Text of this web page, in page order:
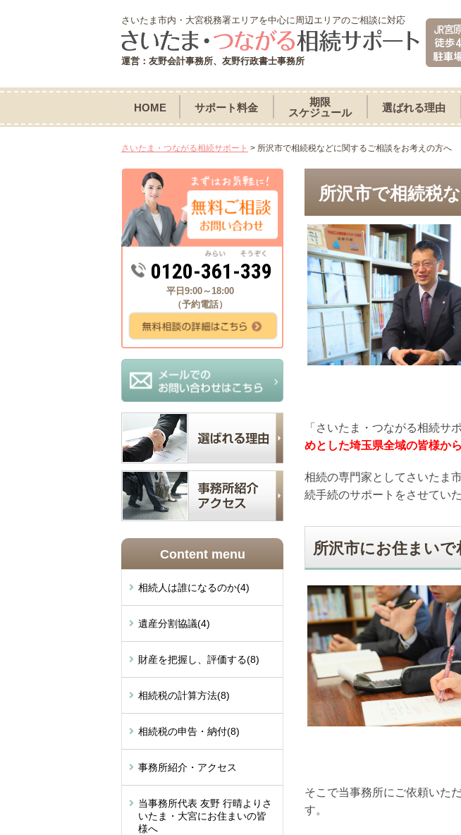
さいたま市内・大宮税務署エリアを中心に周辺エリアのご相談に対応
運営：友野会計事務所、友野行政書士事務所
HOME サポート料金
期限
スケジュール
選ばれる理由
さいたま・つながる相続サポート > 所沢市で相続税などに関するご相談をお考えの方へ
所沢市で相続税
「さいたま・つながる相続サ
めとした埼玉県全域の皆様か
相続の専門家としてさいたま
続手続のサポートをさせてい
所沢市にお住まい
そこで当事務所にご依頼いた
す。
0120-361-339
平日9:00～18:00
（予約電話）
Content menu
相続人は誰になるのか(4)
遺産分割協議(4)
財産を把握し、評価する(8)
相続税の計算方法(8)
相続税の申告・納付(8)
事務所紹介・アクセス
当事務所代表 友野 行晴よりさ
いたま・大宮にお住まいの皆
様へ